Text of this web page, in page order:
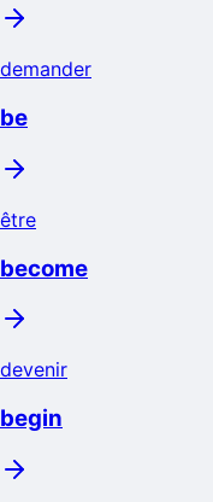
demander
be
être
become
devenir
begin